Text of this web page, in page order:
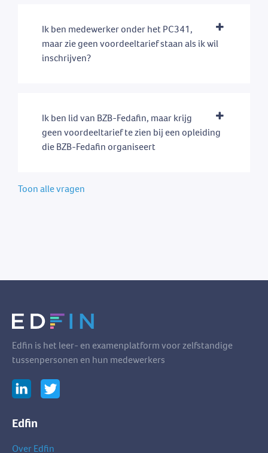
Ik ben medewerker onder het PC341,
maar zie geen voordeeltarief staan als ik wil
inschrijven?
Ik ben lid van BZB-Fedafin, maar krijg
geen voordeeltarief te zien bij een opleiding
die BZB-Fedafin organiseert
Toon alle vragen
Edfin is het leer- en examenplatform voor zelfstandige
tussenpersonen en hun medewerkers
Edfin
Over Edfin